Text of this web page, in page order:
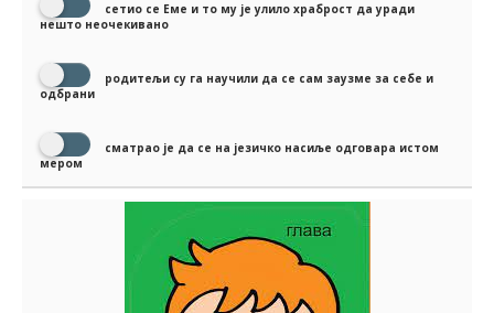
сетио се Еме и то му је улило храброст да уради
нешто неочекивано
родитељи су га научили да се сам заузме за себе и
одбрани
сматрао је да се на језичко насиље одговара истом
мером